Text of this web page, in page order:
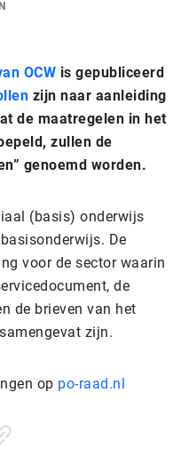
OCW is gepubliceerd
zijn naar aanleiding
de maatregelen in het
zullen de
genoemd worden.
(basis) onderwijs
De
voor de sector waarin
de
de brieven van het
zijn.
op po-raad.nl